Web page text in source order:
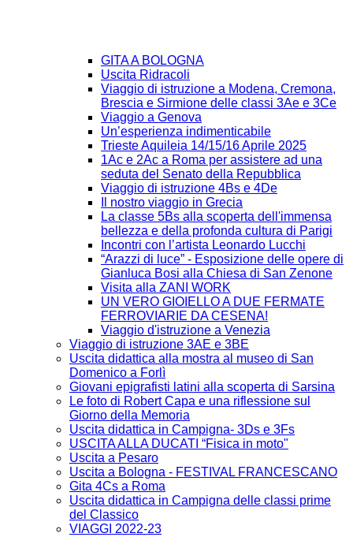
GITA A BOLOGNA
Uscita Ridracoli
Viaggio di istruzione a Modena, Cremona,
Brescia e Sirmione delle classi 3Ae e 3Ce
Viaggio a Genova
Un’esperienza indimenticabile
Trieste Aquileia 14/15/16 Aprile 2025
1Ac e 2Ac a Roma per assistere ad una
seduta del Senato della Repubblica
Viaggio di istruzione 4Bs e 4De
Il nostro viaggio in Grecia
La classe 5Bs alla scoperta dell'immensa
bellezza e della profonda cultura di Parigi
Incontri con l’artista Leonardo Lucchi
“Arazzi di luce” - Esposizione delle opere di
Gianluca Bosi alla Chiesa di San Zenone
Visita alla ZANI WORK
UN VERO GIOIELLO A DUE FERMATE
FERROVIARIE DA CESENA!
Viaggio d'istruzione a Venezia
Viaggio di istruzione 3AE e 3BE
Uscita didattica alla mostra al museo di San
Domenico a Forlì
Giovani epigrafisti latini alla scoperta di Sarsina
Le foto di Robert Capa e una riflessione sul
Giorno della Memoria
Uscita didattica in Campigna- 3Ds e 3Fs
USCITA ALLA DUCATI “Fisica in moto"
Uscita a Pesaro
Uscita a Bologna - FESTIVAL FRANCESCANO
Gita 4Cs a Roma
Uscita didattica in Campigna delle classi prime
del Classico
VIAGGI 2022-23